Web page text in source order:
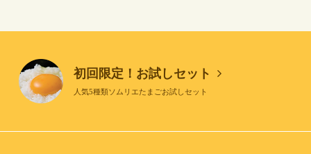
初回限定！お試しセット
人気5種類ソムリエたまごお試しセット